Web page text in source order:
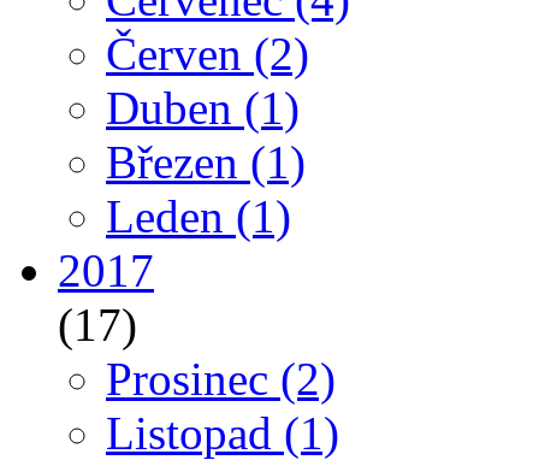
Červen (2)
Duben (1)
Březen (1)
Leden (1)
2017
(17)
Prosinec (2)
Listopad (1)